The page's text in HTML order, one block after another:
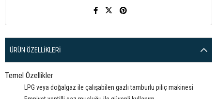
ÜRÜN ÖZELLIKLERI
Temel Özellikler
LPG veya doğalgaz ile çalışabilen gazlı tamburlu piliç makinesi